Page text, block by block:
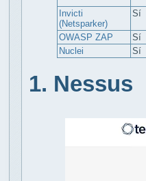
Invicti
(Netsparker)
Sí
OWASP ZAP
Sí
Nuclei
Sí
1. Nessus